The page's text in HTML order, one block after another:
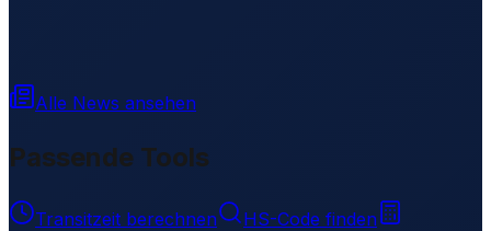
Alle News ansehen
Passende Tools
Transitzeit berechnen
HS-Code finden